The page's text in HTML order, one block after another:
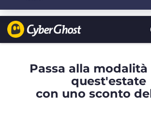
Passa alla modalità
quest'estate
con uno sconto